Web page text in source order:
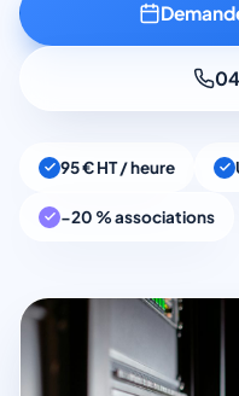
95 € HT / heure
−20 % associations